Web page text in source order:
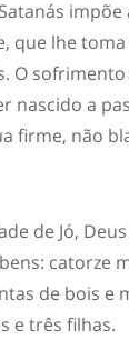
impõe
que lhe
O
nascido a
firme, não
de Jó, Deus
: catorze
de bois e
e três filhas.